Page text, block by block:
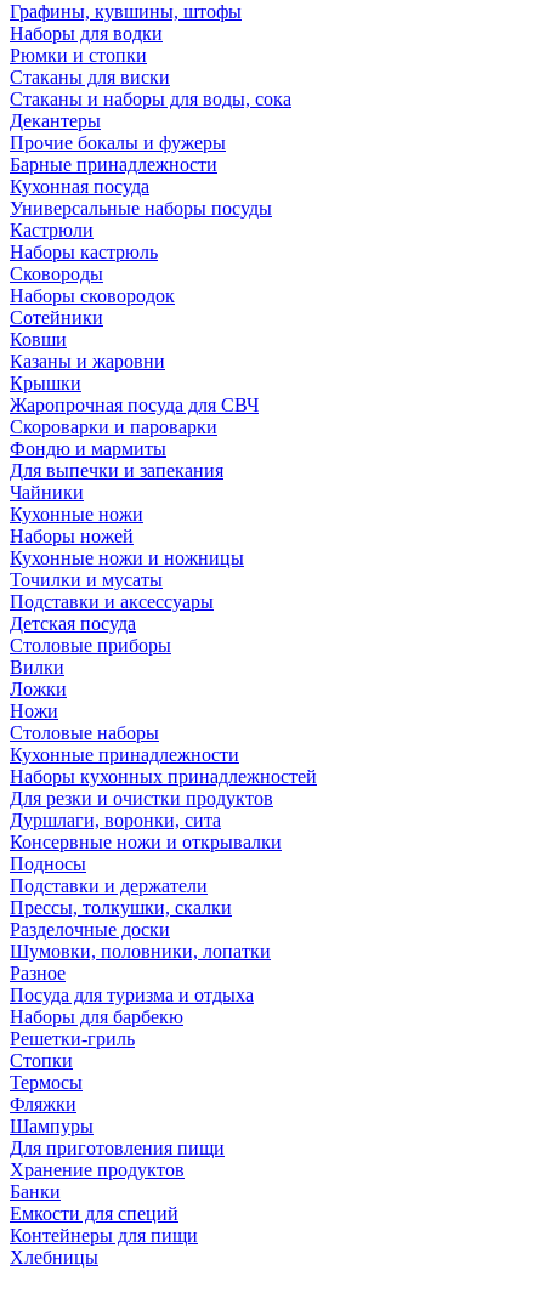
Графины, кувшины, штофы
Наборы для водки
Рюмки и стопки
Стаканы для виски
Стаканы и наборы для воды, сока
Декантеры
Прочие бокалы и фужеры
Барные принадлежности
Кухонная посуда
Универсальные наборы посуды
Кастрюли
Наборы кастрюль
Сковороды
Наборы сковородок
Сотейники
Ковши
Казаны и жаровни
Крышки
Жаропрочная посуда для СВЧ
Скороварки и пароварки
Фондю и мармиты
Для выпечки и запекания
Чайники
Кухонные ножи
Наборы ножей
Кухонные ножи и ножницы
Точилки и мусаты
Подставки и аксессуары
Детская посуда
Столовые приборы
Вилки
Ложки
Ножи
Столовые наборы
Кухонные принадлежности
Наборы кухонных принадлежностей
Для резки и очистки продуктов
Дуршлаги, воронки, сита
Консервные ножи и открывалки
Подносы
Подставки и держатели
Прессы, толкушки, скалки
Разделочные доски
Шумовки, половники, лопатки
Разное
Посуда для туризма и отдыха
Наборы для барбекю
Решетки-гриль
Стопки
Термосы
Фляжки
Шампуры
Для приготовления пищи
Хранение продуктов
Банки
Емкости для специй
Контейнеры для пищи
Хлебницы